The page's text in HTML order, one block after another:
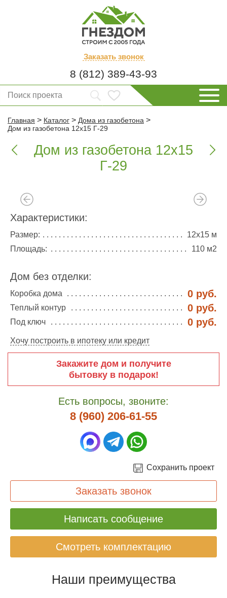
Заказать звонок
8 (812) 389-43-93
Главная > Каталог > Дома из газобетона >
Дом из газобетона 12х15 Г-29

Дом из газобетона 12х15
Г-29

Характеристики:
Размер:
12х15 м
Площадь:
110 м2
Дом без отделки:
Коробка дома 0 руб.
Теплый контур 0 руб.
Под ключ 0 руб.
Хочу построить в ипотеку или кредит
Закажите дом и получите
бытовку в подарок!
Есть вопросы, звоните:
8 (960) 206-61-55
Сохранить проект
Заказать звонок
Написать сообщение
Смотреть комплектацию
Наши преимущества